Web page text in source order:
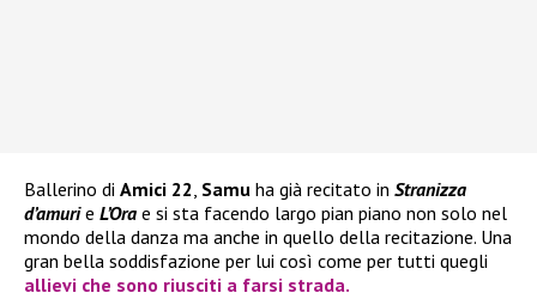
Ballerino di Amici 22 Samu ha già recitato in Stranizza
d’amurie L’Ora e si sta facendo largo pian piano non solo nel
mondo della danza ma anche in quello della recitazione. Una
gran bella soddisfazione per lui così come per tutti quegli
allievi che sono riusciti a farsi strada.